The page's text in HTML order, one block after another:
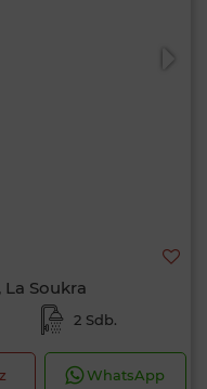
Soukra
2 Sdb.
WhatsApp